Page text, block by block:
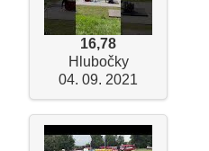
16,78
Hlubočky
04. 09. 2021